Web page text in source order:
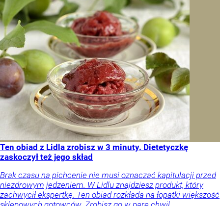
Ten obiad z Lidla zrobisz w 3 minuty. Dietetyczkę
zaskoczył też jego skład
Brak czasu na pichcenie nie musi oznaczać kapitulacji przed
niezdrowym jedzeniem. W Lidlu znajdziesz produkt, który
zachwycił ekspertkę. Ten obiad rozkłada na łopatki większość